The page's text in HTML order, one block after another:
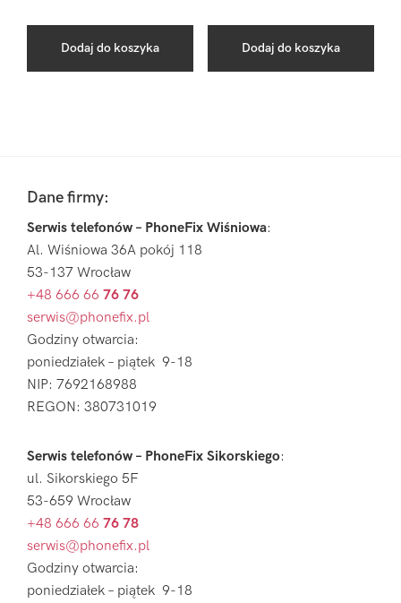
Dodaj do koszyka Dodaj do koszyka
Sidebar
FooterDane firmy:
Serwis telefonów – PhoneFix Wiśniowa:
Al. Wiśniowa 36A pokój 118
53-137 Wrocław
+48 666 66 76 76
serwis@phonefix.pl
Godziny otwarcia:
poniedziałek – piątek 9-18
NIP: 7692168988
REGON: 380731019
Serwis telefonów – PhoneFix Sikorskiego:
ul. Sikorskiego 5F
53-659 Wrocław
+48 666 66 76 78
serwis@phonefix.pl
Godziny otwarcia:
poniedziałek – piątek 9-18